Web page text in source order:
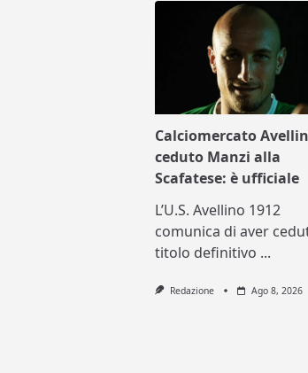
Calciomercato
ceduto Manzi alla
Scafatese: è ufficiale
L’U.S. Avellino 1912
comunica di aver
titolo definitivo ...
Redazione Ago 8, 2026